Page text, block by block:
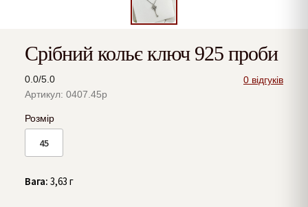
Срібний кольє ключ 925 проби
0.0/5.0
0 відгуків
Артикул: 0407.45р
Розмір
45
Вага: 3,63 г